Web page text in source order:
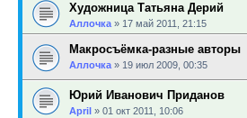
Художница Татьяна Дерий
Аллочка » 17 май 2011, 21:15
Макросъёмка-разные авторы
Аллочка » 19 июл 2009, 00:35
Юрий Иванович Приданов
April » 01 окт 2011, 10:06